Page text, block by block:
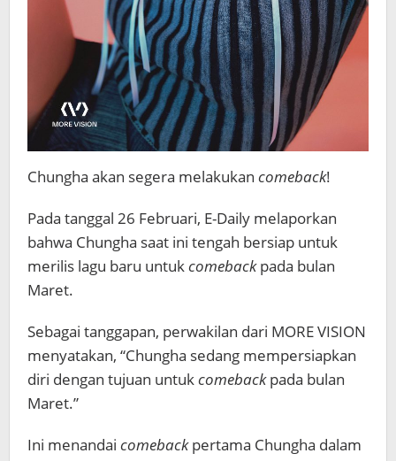
Chungha akan segera melakukan comeback!
Pada tanggal 26 Februari, E-Daily melaporkan
bahwa Chungha saat ini tengah bersiap untuk
merilis lagu baru untukcomebackpada bulan
Maret.
Sebagai tanggapan, perwakilan dari MORE VISION
menyatakan, “Chungha sedang mempersiapkan
diri dengan tujuan untukcomebackpada bulan
Maret.”
Ini menandai comebackpertama Chungha dalam